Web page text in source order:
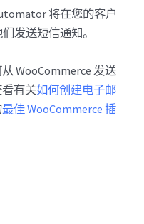
将在您的客户
发送短信通知。
WooCommerce 发送
有关如何创建电子邮
最佳 WooCommerce 插